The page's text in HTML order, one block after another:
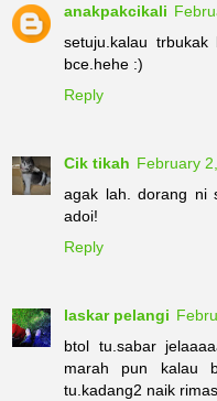
anakpakcikali
setuju.kalau
bce.hehe :)
Reply
Cik tikah February
agak lah. dorang ni
adoi!
Reply
laskar pelangi
btol tu.sabar
marah pun kalau
tu.kadang2 naik